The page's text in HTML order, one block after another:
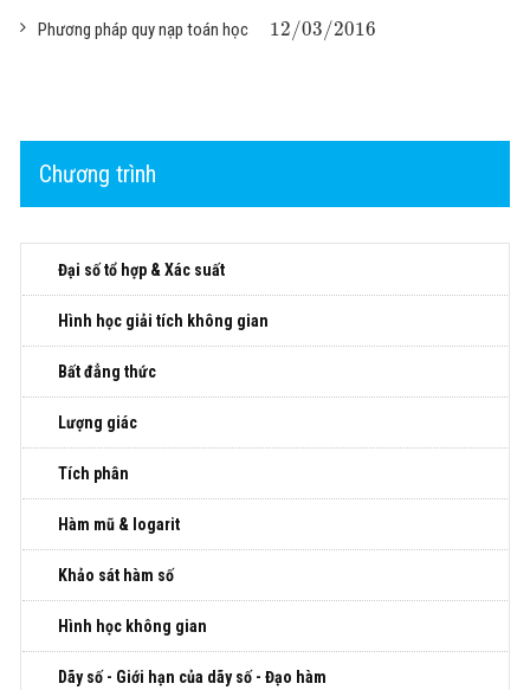
Phương pháp quy nạp toán học 12/03/2016
Chương trình
Đại số tổ hợp & Xác suất
Hình học giải tích không gian
Bất đẳng thức
Lượng giác
Tích phân
Hàm mũ & logarit
Khảo sát hàm số
Hình học không gian
Dãy số - Giới hạn của dãy số - Đạo hàm